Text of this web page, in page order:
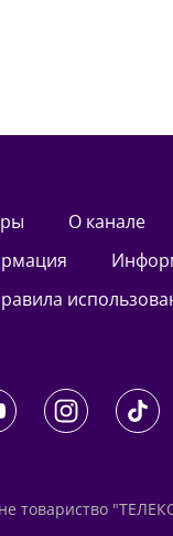
О канале
Правила
товариство